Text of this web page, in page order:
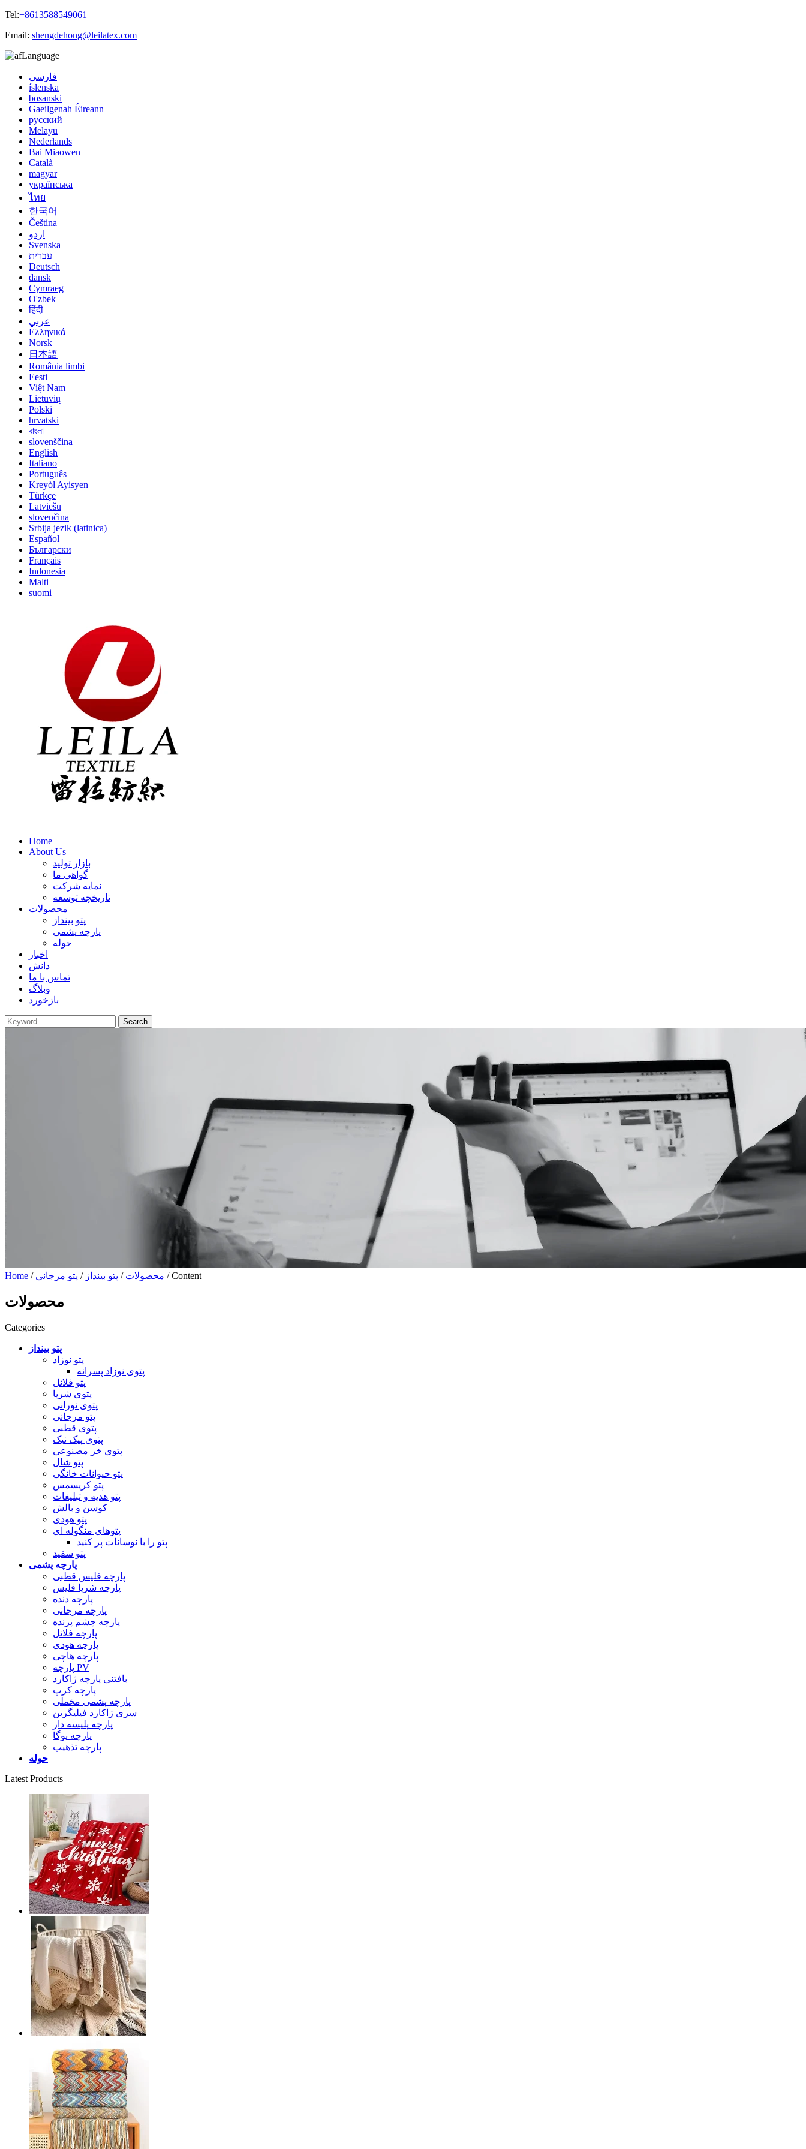
Tel:+8613588549061
Email: shengdehong@leilatex.com
Language
فارسی
íslenska
bosanski
Gaeilgenah Éireann
русский
Melayu
Nederlands
Bai Miaowen
Català
magyar
українська
ไทย
한국어
Čeština
اردو
Svenska
עברית
Deutsch
dansk
Cymraeg
O'zbek
हिंदी
عربي
Ελληνικά
Norsk
日本語
România limbi
Eesti
Việt Nam
Lietuvių
Polski
hrvatski
বাংলা
slovenščina
English
Italiano
Português
Kreyòl Ayisyen
Türkçe
Latviešu
slovenčina
Srbija jezik (latinica)
Español
Български
Français
Indonesia
Malti
suomi
Home
About Us
بازار تولید
گواهی ما
نمایه شرکت
تاریخچه توسعه
محصولات
پتو بینداز
پارچه پشمی
حوله
اخبار
دانش
تماس با ما
وبلاگ
بازخورد
Home / محصولات / پتو بینداز / پتو مرجانی / Content
محصولات
Categories
پتو بینداز
پتو نوزاد
پتوی نوزاد پسرانه
پتو فلانل
پتوی شرپا
پتوی نورانی
پتو مرجانی
پتوی قطبی
پتوی پیک نیک
پتوی خز مصنوعی
پتو شال
پتو حیوانات خانگی
پتو کریسمس
پتو هدیه و تبلیغات
کوسن و بالش
پتو هودی
پتوهای منگوله ای
پتو را با نوسانات پر کنید
پتو سفید
پارچه پشمی
پارچه فلیس قطبی
پارچه شرپا فلیس
پارچه دنده
پارچه مرجانی
پارچه چشم پرنده
پارچه فلانل
پارچه هودی
پارچه هاچی
پارچه PV
بافتنی پارچه ژاکارد
پارچه کرپ
پارچه پشمی مخملی
سری ژاکارد فیلیگرین
پارچه پلیسه دار
پارچه یوگا
پارچه تذهیب
حوله
Latest Products